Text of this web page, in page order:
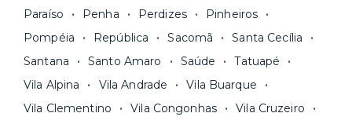
Paraíso
Penha Perdizes
Pinheiros
Pompéia
República Sacomã
Santa Cecília
Santana
Santo Amaro Saúde
Tatuapé
Vila Alpina
Vila Andrade
Vila Buarque
Vila Clementino
Vila Congonhas
Vila Cruzeiro